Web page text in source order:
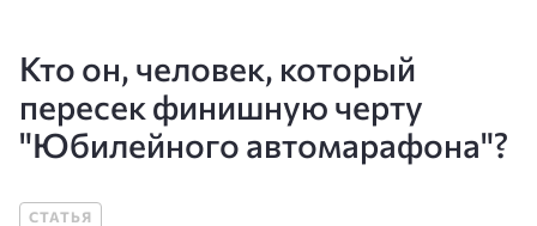
Кто он, человек, который
пересек финишную черту
"Юбилейного автомарафона"?
СТАТЬЯ